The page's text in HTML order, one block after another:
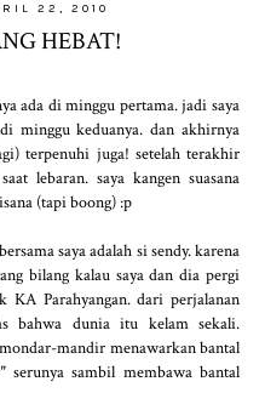
22, 2010
HEBAT!
ada di minggu pertama. jadi saya
minggu keduanya. dan akhirnya
terpenuhi juga! setelah terakhir
lebaran. saya kangen suasana
(tapi boong) :p
saya adalah si sendy. karena
bilang kalau saya dan dia pergi
KA Parahyangan. dari perjalanan
bahwa dunia itu kelam sekali.
mandir menawarkan bantal
serunya sambil membawa bantal